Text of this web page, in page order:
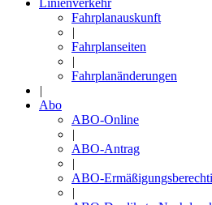
Linienverkehr
Fahrplanauskunft
|
Fahrplanseiten
|
Fahrplanänderungen
|
Abo
ABO-Online
|
ABO-Antrag
|
ABO-
|